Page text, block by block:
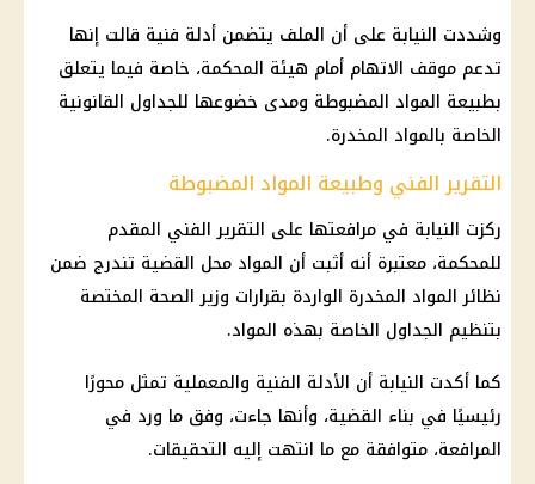
وشددت النيابة على أن الملف يتضمن أدلة فنية قالت إنها
تدعم موقف الاتهام أمام هيئة المحكمة، خاصة فيما يتعلق
بطبيعة المواد المضبوطة ومدى خضوعها للجداول القانونية
الخاصة بالمواد المخدرة.
التقرير الفني وطبيعة المواد المضبوطة
ركزت النيابة في مرافعتها على التقرير الفني المقدم
للمحكمة، معتبرة أنه أثبت أن المواد محل القضية تندرج ضمن
نظائر المواد المخدرة الواردة بقرارات وزير الصحة المختصة
بتنظيم الجداول الخاصة بهذه المواد.
كما أكدت النيابة أن الأدلة الفنية والمعملية تمثل محورًا
رئيسيًا في بناء القضية، وأنها جاءت، وفق ما ورد في
المرافعة، متوافقة مع ما انتهت إليه التحقيقات.